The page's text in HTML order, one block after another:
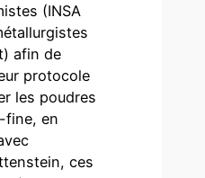
(INSA
afin de
protocole
les poudres
fine, en
ces